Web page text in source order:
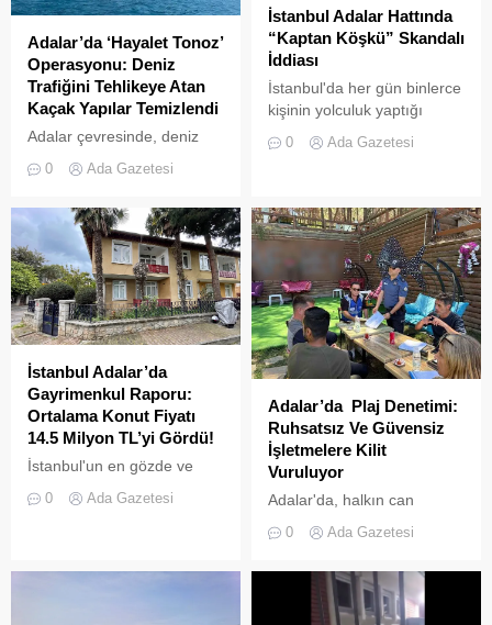
Adalar’da ‘Hayalet Tonoz’
Operasyonu: Deniz
Trafiğini Tehlikeye Atan
Kaçak Yapılar Temizlendi
Adalar çevresinde, deniz
çevre kirliliğine neden olan
geniş çaplı bir temizlik ve
denetim operasyonu
gerçekleştirildi.
0 Ada Gazetesi
İstanbul Adalar Hattında
“Kaptan Köşkü” Skandalı
İddiası
İstanbul'da her gün binlerce
kişinin yolculuk yaptığı
görüntüler "bu kadarına da
0 Ada Gazetesi
İstanbul Adalar’da
Gayrimenkul Raporu:
Ortalama Konut Fiyatı
14.5 Milyon TL’yi Gördü!
İstanbul'un en gözde ve
tarihi lokasyonlarından biri
olan Adalar ilçesinde,
0 Ada Gazetesi
Adalar’da Plaj Denetimi:
Ruhsatsız Ve Güvensiz
İşletmelere Kilit
Vuruluyor
Adalar'da, halkın can
güvenliğini sağlamak ve
haksız işgallerin önüne
çaplı bir denetim
operasyonu başlatıldı.
0 Ada Gazetesi